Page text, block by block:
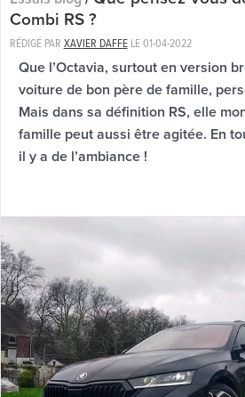
Combi RS ?
RÉDIGÉ PAR XAVIER DAFFELE01-04-2022
Que l’Octavia, surtout en version
voiture de bon père de famille,
Mais dans sa définition RS, elle
famille peut aussi être agitée. En
il y a de l’ambiance !